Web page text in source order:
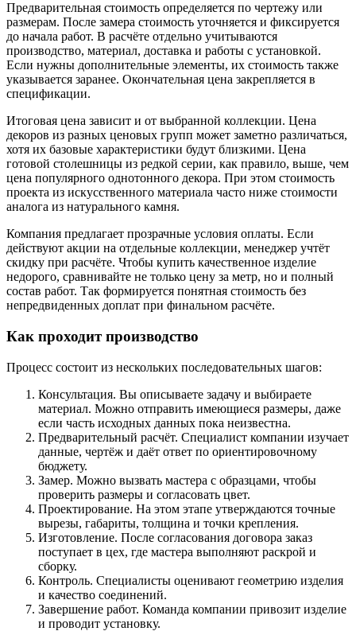
Предварительная стоимость определяется по чертежу или
размерам. После замера стоимость уточняется и фиксируется
до начала работ. В расчёте отдельно учитываются
производство, материал, доставка и работы с установкой.
Если нужны дополнительные элементы, их стоимость также
указывается заранее. Окончательная цена закрепляется в
спецификации.
Итоговая цена зависит и от выбранной коллекции. Цена
декоров из разных ценовых групп может заметно различаться,
хотя их базовые характеристики будут близкими. Цена
готовой столешницы из редкой серии, как правило, выше, чем
цена популярного однотонного декора. При этом стоимость
проекта из искусственного материала часто ниже стоимости
аналога из натурального камня.
Компания предлагает прозрачные условия оплаты. Если
действуют акции на отдельные коллекции, менеджер учтёт
скидку при расчёте. Чтобы купить качественное изделие
недорого, сравнивайте не только цену за метр, но и полный
состав работ. Так формируется понятная стоимость без
непредвиденных доплат при финальном расчёте.
Как проходит производство
Процесс состоит из нескольких последовательных шагов:
Консультация. Вы описываете задачу и выбираете
материал. Можно отправить имеющиеся размеры, даже
если часть исходных данных пока неизвестна.
Предварительный расчёт. Специалист компании изучает
данные, чертёж и даёт ответ по ориентировочному
бюджету.
Замер. Можно вызвать мастера с образцами, чтобы
проверить размеры и согласовать цвет.
Проектирование. На этом этапе утверждаются точные
вырезы, габариты, толщина и точки крепления.
Изготовление. После согласования договора заказ
поступает в цех, где мастера выполняют раскрой и
сборку.
Контроль. Специалисты оценивают геометрию изделия
и качество соединений.
Завершение работ. Команда компании привозит изделие
и проводит установку.